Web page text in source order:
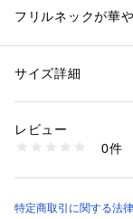
フリルネックが華
■首元のフリルデザ
■さりげなく映える
メインカラーの両
顔まわりを明るく
性別：レディース
素材：ポリエステル
商品番号：
U1M11733-- （ショッ
サイズ詳細
レビュー
0件
特定商取引に関する法